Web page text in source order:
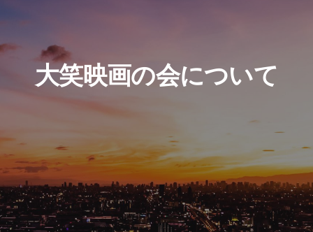
SEARCH
大笑映画の会について